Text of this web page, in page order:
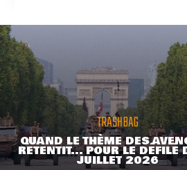
TRASHBAG
QUAND LE THÈME DES
RETENTIT... POUR LE DÉFILÉ
JUILLET 2026